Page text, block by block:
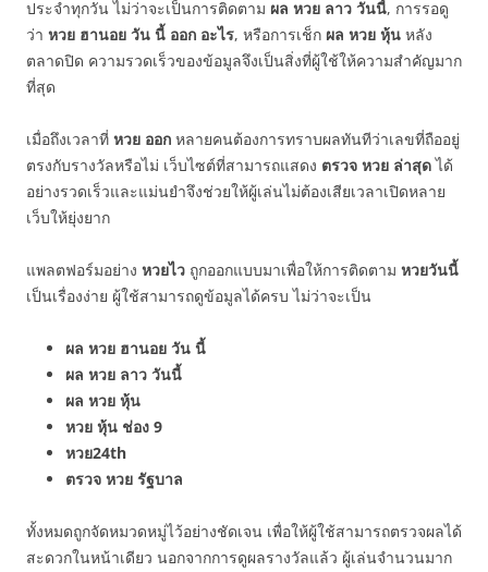
ประจำทุกวัน ไม่ว่าจะเป็นการติดตาม ผล หวย ลาว วันนี้, การรอดู
ว่า หวย ฮานอย วัน นี้ ออก อะไร, หรือการเช็ก ผล หวย หุ้น หลัง
ตลาดปิด ความรวดเร็วของข้อมูลจึงเป็นสิ่งที่ผู้ใช้ให้ความสำคัญมาก
ที่สุด
เมื่อถึงเวลาที่ หวย ออก หลายคนต้องการทราบผลทันทีว่าเลขที่ถืออยู่
ตรงกับรางวัลหรือไม่ เว็บไซต์ที่สามารถแสดง ตรวจ หวย ล่าสุดได้
อย่างรวดเร็วและแม่นยำจึงช่วยให้ผู้เล่นไม่ต้องเสียเวลาเปิดหลาย
เว็บให้ยุ่งยาก
แพลตฟอร์มอย่าง หวยไว ถูกออกแบบมาเพื่อให้การติดตาม หวยวันนี้
เป็นเรื่องง่าย ผู้ใช้สามารถดูข้อมูลได้ครบ ไม่ว่าจะเป็น
ผล หวย ฮานอย วัน นี้
ผล หวย ลาว วันนี้
ผล หวย หุ้น
หวย หุ้น ช่อง 9
หวย24th
ตรวจ หวย รัฐบาล
ทั้งหมดถูกจัดหมวดหมู่ไว้อย่างชัดเจน เพื่อให้ผู้ใช้สามารถตรวจผลได้
สะดวกในหน้าเดียว นอกจากการดูผลรางวัลแล้ว ผู้เล่นจำนวนมาก